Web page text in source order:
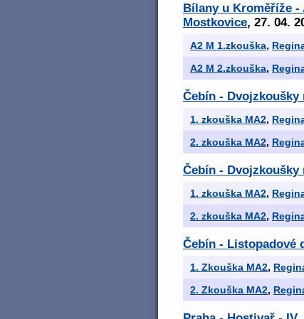
Bílany u Kroměříže -
Mostkovice, 27. 04.
A2 M 1.zkouška,
A2 M 2.zkouška,
Čebín - Dvojzkoušky
1. zkouška MA2,
2. zkouška MA2,
Čebín - Dvojzkoušky
1. zkouška MA2,
2. zkouška MA2,
Čebín - Listopadové
1. Zkouška MA2,
2. Zkouška MA2,